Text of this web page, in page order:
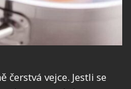
vejce. Jestli se